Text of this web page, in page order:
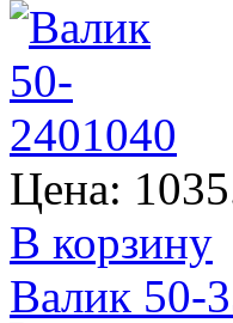
Цена:
В корзину
Валик 50-